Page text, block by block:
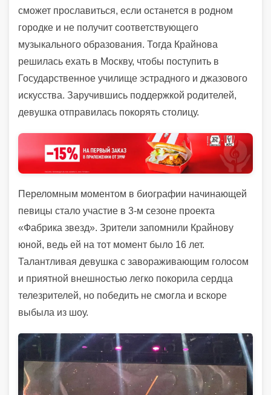
сможет прославиться, если останется в родном
городке и не получит соответствующего
музыкального образования. Тогда Крайнова
решилась ехать в Москву, чтобы поступить в
Государственное училище эстрадного и джазового
искусства. Заручившись поддержкой родителей,
девушка отправилась покорять столицу.
Переломным моментом в биографии начинающей
певицы стало участие в 3-м сезоне проекта
«Фабрика звезд». Зрители запомнили Крайнову
юной, ведь ей на тот момент было 16 лет.
Талантливая девушка с завораживающим голосом
и приятной внешностью легко покорила сердца
телезрителей, но победить не смогла и вскоре
выбыла из шоу.